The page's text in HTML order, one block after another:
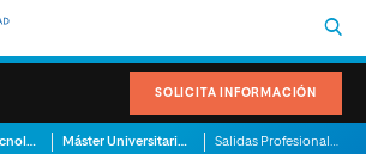
SOLICITA INFORMACIÓN
Ingeniería y Tecnología Máster Universitario en Dirección y Gestión de Proyectos